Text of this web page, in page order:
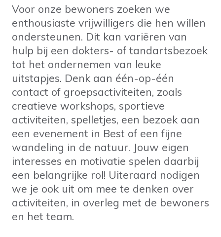
Voor onze bewoners zoeken we
enthousiaste vrijwilligers die hen willen
ondersteunen. Dit kan variëren van
hulp bij een dokters- of tandartsbezoek
tot het ondernemen van leuke
uitstapjes. Denk aan één-op-één
contact of groepsactiviteiten, zoals
creatieve workshops, sportieve
activiteiten, spelletjes, een bezoek aan
een evenement in Best of een fijne
wandeling in de natuur. Jouw eigen
interesses en motivatie spelen daarbij
een belangrijke rol! Uiteraard nodigen
we je ook uit om mee te denken over
activiteiten, in overleg met de bewoners
en het team.